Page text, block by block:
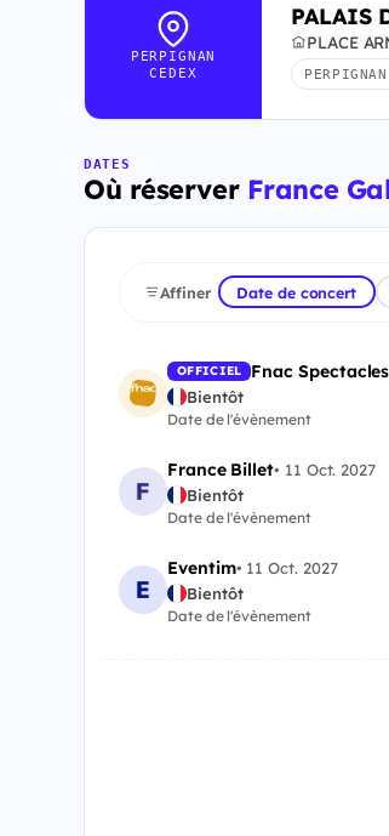
PERPIGNAN
CEDEX
PALAIS
PLACE
DATES
Où réserver France
Affiner Date de concert
OFFICIEL Fnac Spectacles
Bientôt
Date de l'évènement
France Billet• 11 Oct. 2027
Bientôt
Date de l'évènement
Eventim• 11 Oct. 2027
Bientôt
Date de l'évènement